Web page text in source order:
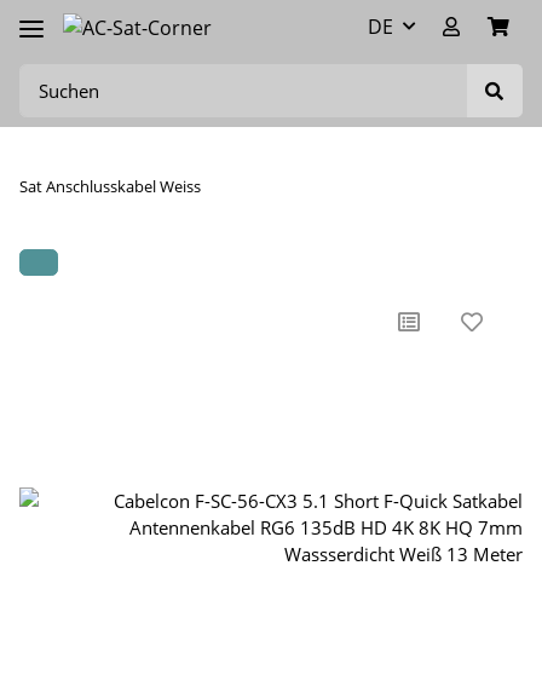
DE
Sat Anschlusskabel Weiss